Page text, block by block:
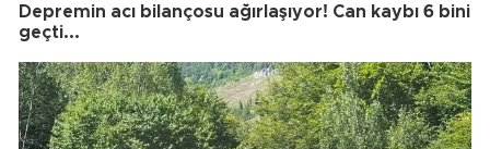
Depremin acı bilançosu ağırlaşıyor! Can kaybı 6 bini
geçti...